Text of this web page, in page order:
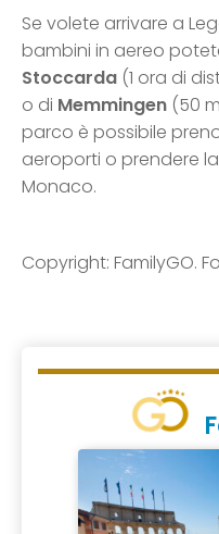
Se volete arrivare a
bambini in aereo
Stoccarda (1 ora di
o di Memmingen (50
parco è possibile
aeroporti o prendere la
Monaco.
Copyright: FamilyGO.